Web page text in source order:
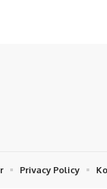
Privacy Policy